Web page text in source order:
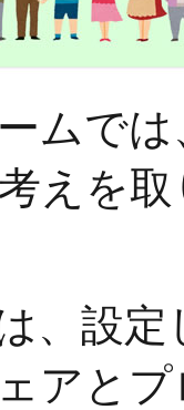
ムでは
えを
、設定
ェアと